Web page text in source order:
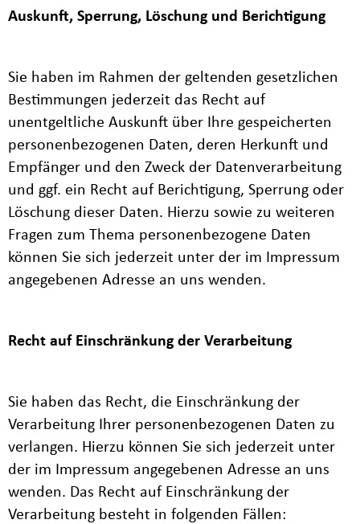
Auskunft, Sperrung, Löschung und Berichtigung
Sie haben im Rahmen der geltenden gesetzlichen
Bestimmungen jederzeit das Recht auf
unentgeltliche Auskunft über Ihre gespeicherten
personenbezogenen Daten, deren Herkunft und
Empfänger und den Zweck der Datenverarbeitung
und ggf. ein Recht auf Berichtigung, Sperrung oder
Löschung dieser Daten. Hierzu sowie zu weiteren
Fragen zum Thema personenbezogene Daten
können Sie sich jederzeit unter der im Impressum
angegebenen Adresse an uns wenden.
Recht auf Einschränkung der Verarbeitung
Sie haben das Recht, die Einschränkung der
Verarbeitung Ihrer personenbezogenen Daten zu
verlangen. Hierzu können Sie sich jederzeit unter
der im Impressum angegebenen Adresse an uns
wenden. Das Recht auf Einschränkung der
Verarbeitung besteht in folgenden Fällen: